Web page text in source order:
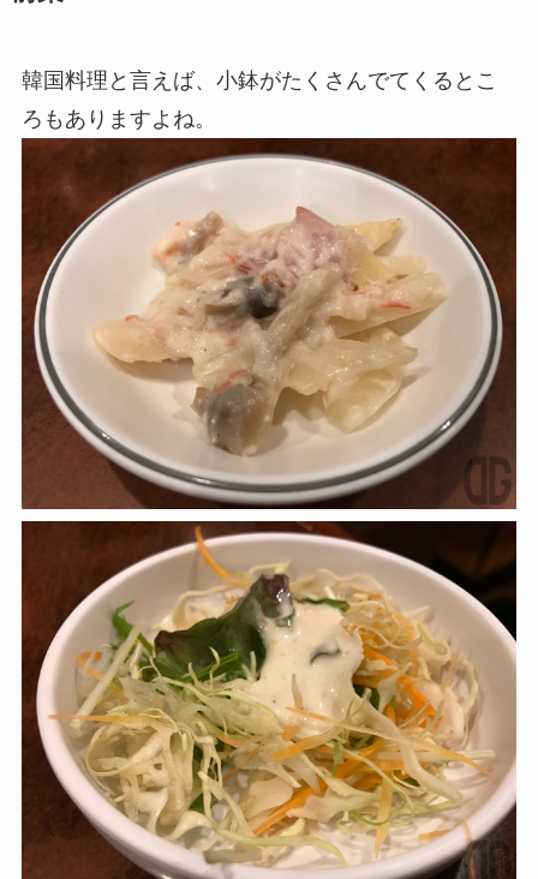
韓国料理と言えば、小鉢がたくさんでてくるとこ
ろもありますよね。